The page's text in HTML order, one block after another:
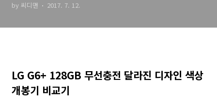
by 씨디맨 2017. 7. 12.
LG G6+ 128GB 무선충전 달라진 디자인 색상
개봉기 비교기